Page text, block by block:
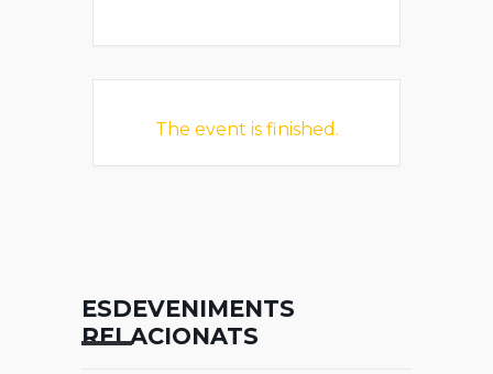
The event is finished.
ESDEVENIMENTS
RELACIONATS